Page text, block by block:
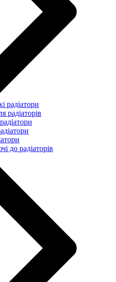
радіатори
радіаторів
до радіаторів